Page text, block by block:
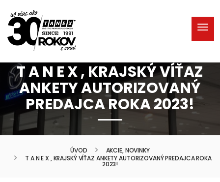
T A N E X , KRAJSKÝ VÍŤAZ
ANKETY AUTORIZOVANÝ
PREDAJCA ROKA 2023!
ÚVOD
AKCIE, NOVINKY
T A N E X , KRAJSKÝ VÍŤAZ ANKETY AUTORIZOVANÝ PREDAJCA ROKA
2023!